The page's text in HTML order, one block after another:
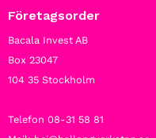
Företagsorder
Bacala Invest AB
Box 23047
104 35 Stockholm
Telefon 08-31 58 81